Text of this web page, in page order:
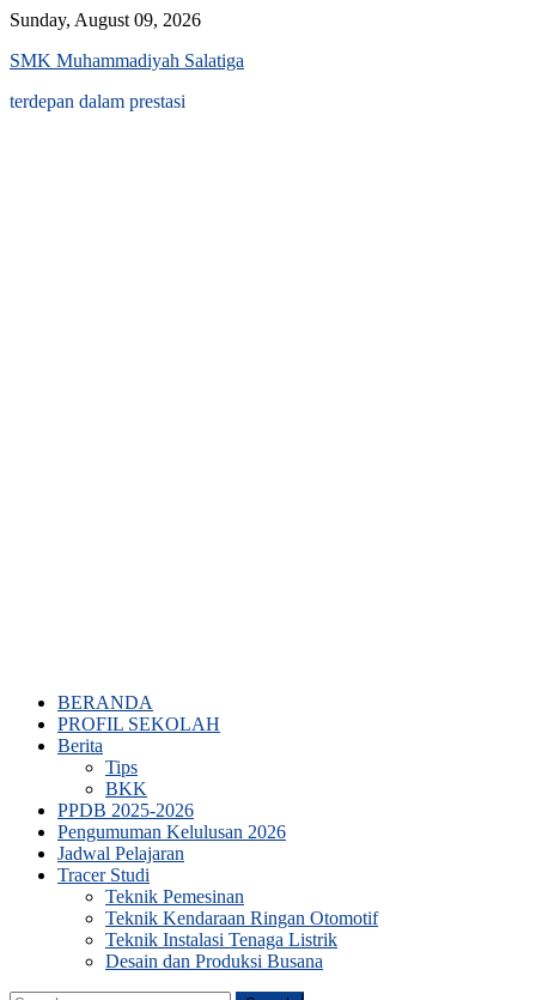
Skip
content
Sunday, August 09, 2026
SMK Muhammadiyah Salatiga
terdepan dalam prestasi
BERANDA
PROFIL SEKOLAH
Berita
Tips
BKK
PPDB 2025-2026
Pengumuman Kelulusan 2026
Jadwal Pelajaran
Tracer Studi
Teknik Pemesinan
Teknik Kendaraan Ringan Otomotif
Teknik Instalasi Tenaga Listrik
Desain dan Produksi Busana